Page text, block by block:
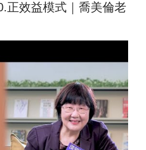
正效益模式｜喬美倫老